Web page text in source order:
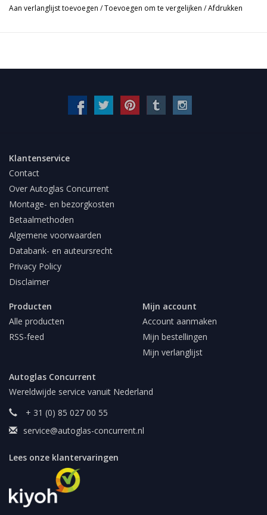
Aan verlanglijst toevoegen /Toevoegen om te vergelijken /Afdrukken
Klantenservice
Contact
Over Autoglas Concurrent
Montage- en bezorgkosten
Betaalmethoden
Algemene voorwaarden
Databank- en auteursrecht
Privacy Policy
Disclaimer
Producten
Alle producten
RSS-feed
Mijn account
Account aanmaken
Mijn bestellingen
Mijn verlanglijst
Autoglas Concurrent
Wereldwijde service vanuit Nederland
+ 31 (0) 85 027 00 55
service@autoglas-concurrent.nl
Lees onze klantervaringen